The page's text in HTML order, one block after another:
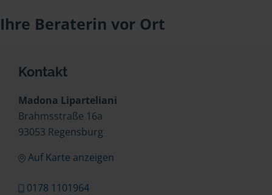
Ihre Beraterin vor Ort
Kontakt
Madona Liparteliani
Brahmsstraße 16a
93053 Regensburg
Auf Karte anzeigen
0178 1101964